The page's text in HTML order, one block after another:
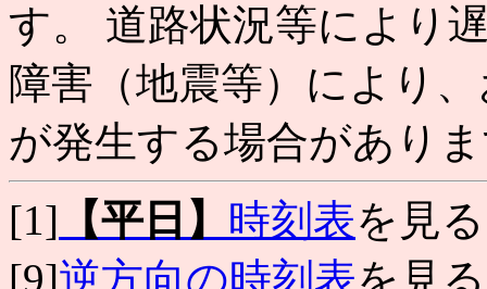
す。 道路状況等により
障害（地震等）により
が発生する場合があり
[1] 【平日】 時刻表を見る
[9]逆方向の時刻表を見る